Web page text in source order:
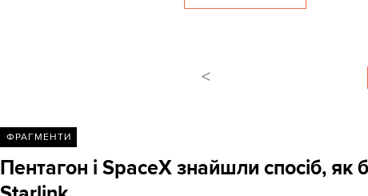
<
ФРАГМЕНТИ
Пентагон і SpaceX знайшли спосіб, як